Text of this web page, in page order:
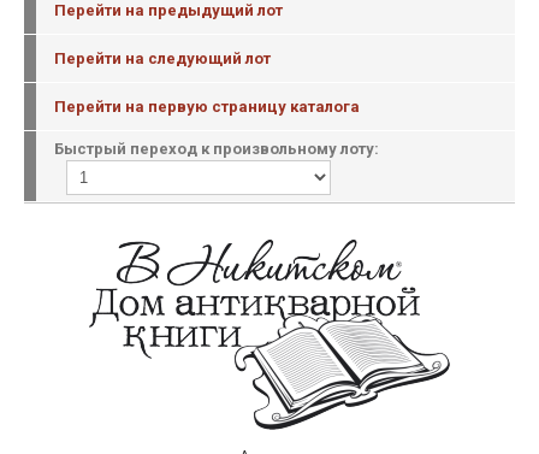
Перейти на предыдущий лот
Перейти на следующий лот
Перейти на первую страницу каталога
Быстрый переход к произвольному лоту: